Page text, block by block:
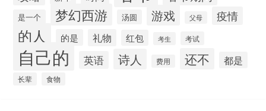
是一个 梦幻西游 汤圆 游戏 父母 疫情
的人 的是 礼物 红包 考生 考试
自己的 英语 诗人 费用 还不 都是
长辈 食物